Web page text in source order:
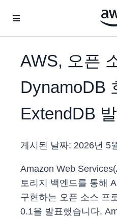
AWS, 오픈
DynamoDB
ExtendDB
게시된 날짜: 2026년 5
Amazon Web
토리지 백엔드를 통해
구현하는 오픈 소스 프
0.1을 발표했습니다.